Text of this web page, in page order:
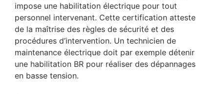
impose une habilitation électrique pour tout
personnel intervenant. Cette certification atteste
de la maîtrise des règles de sécurité et des
procédures d’intervention. Un technicien de
maintenance électrique doit par exemple détenir
une habilitation BR pour réaliser des dépannages
en basse tension.